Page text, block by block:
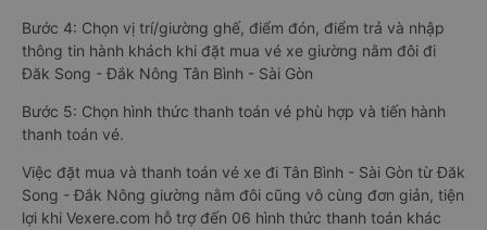
Bước 4: Chọn vị trí/giường ghế, điểm đón, điểm trả và nhập
thông tin hành khách khi đặt mua vé xe giường nằm đôi đi
Đăk Song - Đắk Nông Tân Bình - Sài Gòn
Bước 5: Chọn hình thức thanh toán vé phù hợp và tiến hành
thanh toán vé.
Việc đặt mua và thanh toán vé xe đi Tân Bình - Sài Gòn từ Đăk
Song - Đắk Nông giường nằm đôi cũng vô cùng đơn giản, tiện
lợi khi Vexere.com hỗ trợ đến 06 hình thức thanh toán khác